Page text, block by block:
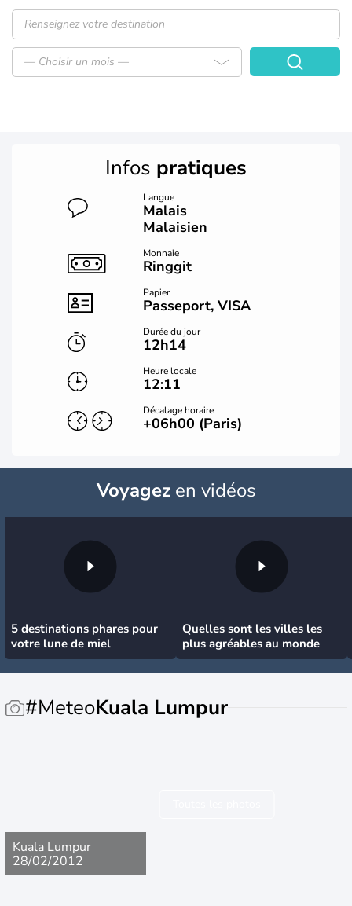
— Choisir un mois —
Infos pratiques
Langue
Malais
Malaisien
Monnaie
Ringgit
Papier
Passeport, VISA
Durée du jour
12h14
Heure locale
12:11
Décalage horaire
+06h00 (Paris)
Voyagezen vidéos
5 destinations phares pour
votre lune de miel
Quelles sont les villes les
plus agréables au monde
#MeteoKuala Lumpur
Kuala Lumpur
28/02/2012